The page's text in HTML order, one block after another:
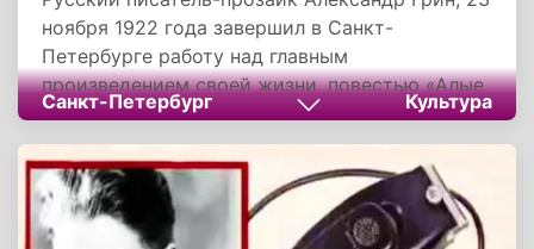
ноября 1922 года завершил в Санкт-
Петербурге работу над главным
произведением своей жизни, повестью «Алые
паруса». Роман, посвященный второй жене
писателя Нине, стал одним из самых светлых
и жизнеутверждающих в истории советской
литературы. Идея родилась спонтанно, когда
Александр Степанович увидел в витрине с
Санкт-Петербург Культура